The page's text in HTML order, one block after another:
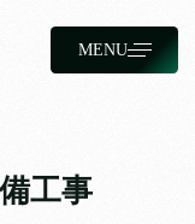
MENU
工事